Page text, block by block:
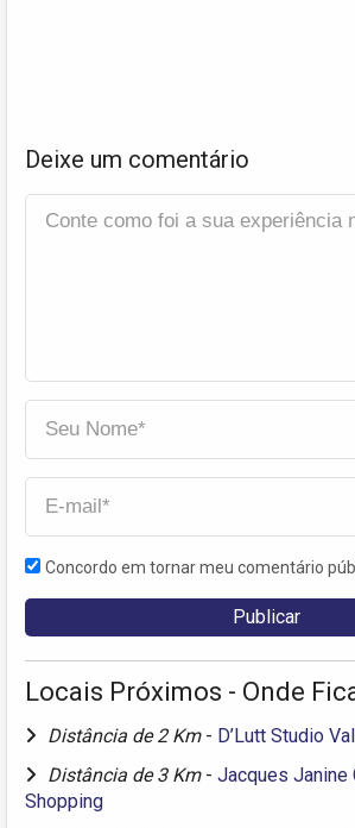
Deixe um comentário
Concordo em tornar meu comentário
Locais Próximos - Onde
Distância de 2 Km - D’Lutt Studio
Distância de 3 Km - Jacques Janine
Shopping